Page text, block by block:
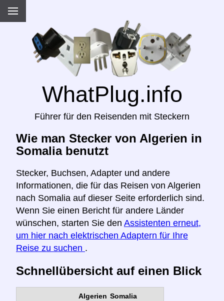
WhatPlug.info
Führer für den Reisenden mit Steckern
Wie man Stecker von Algerien in
Somalia benutzt
Stecker, Buchsen, Adapter und andere
Informationen, die für das Reisen von Algerien
nach Somalia auf dieser Seite erforderlich sind.
Wenn Sie einen Bericht für andere Länder
wünschen, starten Sie den Assistenten erneut,
um hier nach elektrischen Adaptern für Ihre
Reise zu suchen .
Schnellübersicht auf einen Blick
Algerien Somalia